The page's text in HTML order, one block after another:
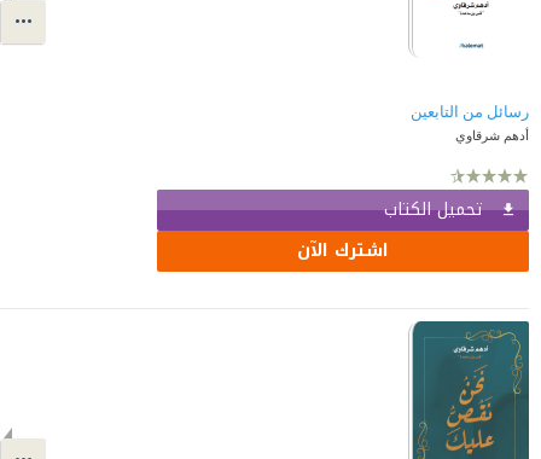
رسائل من التابعين
أدهم شرقاوي
تحميل الكتاب
اشترك الآن